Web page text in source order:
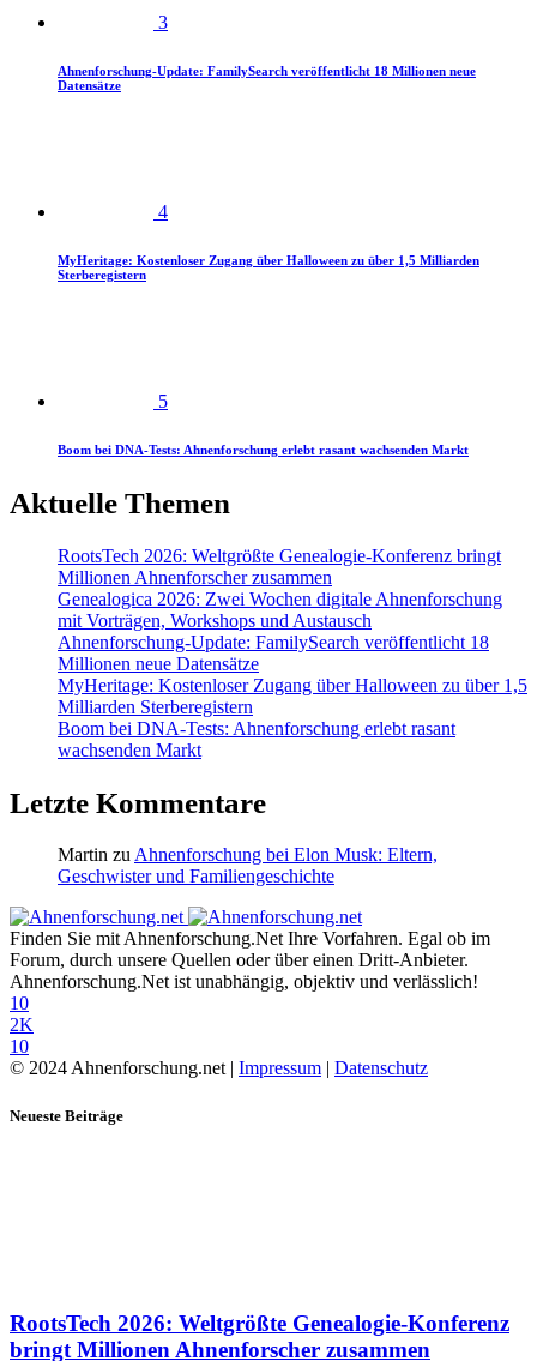
3
Ahnenforschung-Update: FamilySearch veröffentlicht 18 Millionen neue
Datensätze
4
MyHeritage: Kostenloser Zugang über Halloween zu über 1,5 Milliarden
Sterberegistern
5
Boom bei DNA-Tests: Ahnenforschung erlebt rasant wachsenden Markt
Aktuelle Themen
RootsTech 2026: Weltgrößte Genealogie-Konferenz bringt
Millionen Ahnenforscher zusammen
Genealogica 2026: Zwei Wochen digitale Ahnenforschung
mit Vorträgen, Workshops und Austausch
Ahnenforschung-Update: FamilySearch veröffentlicht 18
Millionen neue Datensätze
MyHeritage: Kostenloser Zugang über Halloween zu über 1,5
Milliarden Sterberegistern
Boom bei DNA-Tests: Ahnenforschung erlebt rasant
wachsenden Markt
Letzte Kommentare
Martin zu Ahnenforschung bei Elon Musk: Eltern,
Geschwister und Familiengeschichte
Finden Sie mit Ahnenforschung.Net Ihre Vorfahren. Egal ob im
Forum, durch unsere Quellen oder über einen Dritt-Anbieter.
Ahnenforschung.Net ist unabhängig, objektiv und verlässlich!
10
2K
10
© 2024 Ahnenforschung.net | Impressum | Datenschutz
Neueste Beiträge
RootsTech 2026: Weltgrößte Genealogie-Konferenz
bringt Millionen Ahnenforscher zusammen